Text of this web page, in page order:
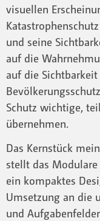
visuellen
und seine
auf die
auf die
Schutz wichtige,
übernehmen.
Das Kernstück
stellt das
ein kompaktes
Umsetzung an die
und